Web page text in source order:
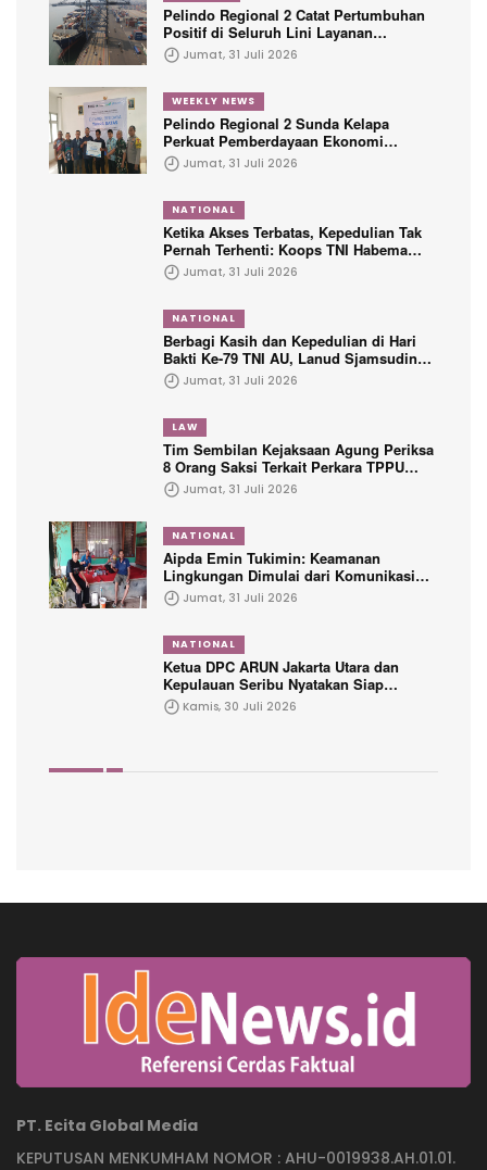
Pelindo Regional 2 Catat Pertumbuhan
Positif di Seluruh Lini Layanan
Kepelabuhanan
Jumat, 31 Juli 2026
WEEKLY NEWS
Pelindo Regional 2 Sunda Kelapa
Perkuat Pemberdayaan Ekonomi
Penyandang Disabilitas Melalui Program
TJSL
Jumat, 31 Juli 2026
NATIONAL
Ketika Akses Terbatas, Kepedulian Tak
Pernah Terhenti: Koops TNI Habema
Hadir untuk Papua
Jumat, 31 Juli 2026
NATIONAL
Berbagi Kasih dan Kepedulian di Hari
Bakti Ke-79 TNI AU, Lanud Sjamsudin
Noor Hadirkan Senyum untuk Anak
Yatim dan Purnawirawan
Jumat, 31 Juli 2026
LAW
Tim Sembilan Kejaksaan Agung Periksa
8 Orang Saksi Terkait Perkara TPPU
Tersangka FA
Jumat, 31 Juli 2026
NATIONAL
Aipda Emin Tukimin: Keamanan
Lingkungan Dimulai dari Komunikasi
dengan Warga
Jumat, 31 Juli 2026
NATIONAL
Ketua DPC ARUN Jakarta Utara dan
Kepulauan Seribu Nyatakan Siap
Dikukuhkan Dalam Waktu Dekat
Kamis, 30 Juli 2026
PT. Ecita Global Media
KEPUTUSAN MENKUMHAM NOMOR : AHU-0019938.AH.01.01.